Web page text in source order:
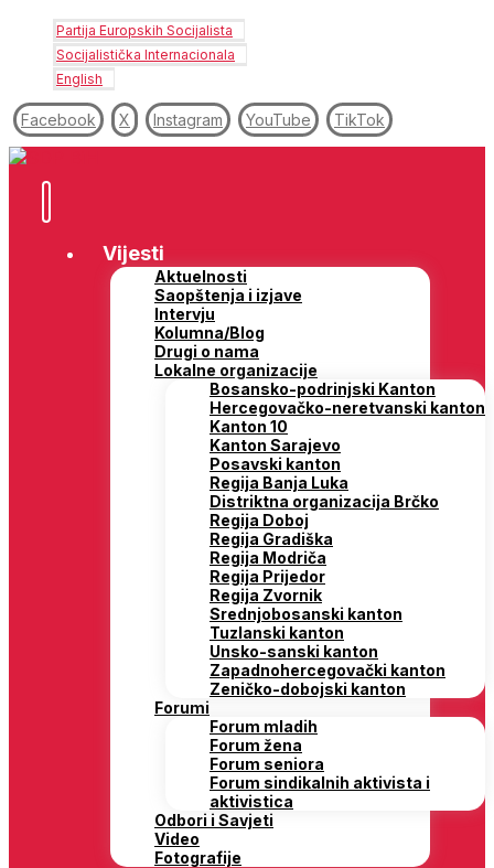
Partija Europskih Socijalista
Socijalistička Internacionala
English
Facebook X Instagram YouTube TikTok
Vijesti
Aktuelnosti
Saopštenja i izjave
Intervju
Kolumna/Blog
Drugi o nama
Lokalne organizacije
Bosansko-podrinjski Kanton
Hercegovačko-neretvanski kanton
Kanton 10
Kanton Sarajevo
Posavski kanton
Regija Banja Luka
Distriktna organizacija Brčko
Regija Doboj
Regija Gradiška
Regija Modriča
Regija Prijedor
Regija Zvornik
Srednjobosanski kanton
Tuzlanski kanton
Unsko-sanski kanton
Zapadnohercegovački kanton
Zeničko-dobojski kanton
Forumi
Forum mladih
Forum žena
Forum seniora
Forum sindikalnih aktivista i
aktivistica
Odbori i Savjeti
Video
Fotografije